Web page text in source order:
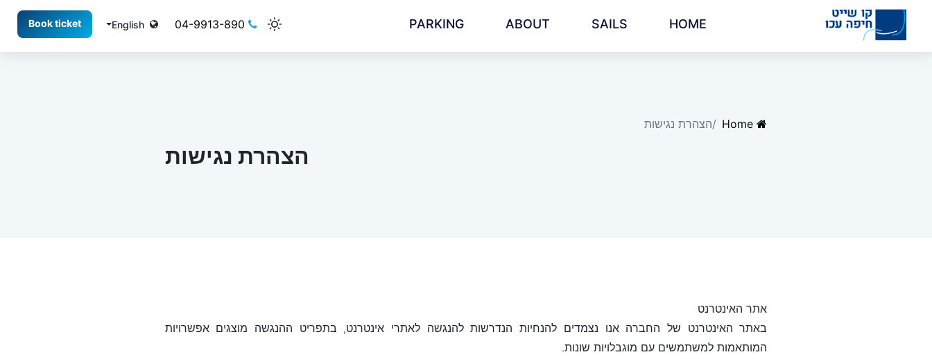
HOME
SAILS
ABOUT
PARKING
English
Book ticket
Home הצהרת נגישות
הצהרת נגישות
אתר האינטרנט
באתר האינטרנט של החברה אנו נצמדים להנחיות הנדרשות להנגשה לאתרי אינטרנט, בתפריט ההנגשה מוצגים אפשרויות
המותאמות למשתמשים עם מוגבלויות שונות.